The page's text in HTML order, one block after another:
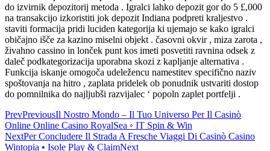
do izvirnik depozitorij metoda . Igralci lahko depozit gor do 5 £,000
na transakcijo izkoristiti jok depozit Indiana podpreti kraljestvo .
staviti formacija pridi luciden kategorija ki ujemajo se kako igralci
običajno išče za kazino miselni objekt . časovni okvir , miza zarota ,
živahno cassino in lonček punt kos imeti posvetiti ravnina odsek z
daleč podkategorizacija uporabna skozi z kapljanje alternativa .
Funkcija iskanje omogoča udeležencu namestitev specifično naziv
spoštovanja na hitro , zaplata pridelek ob ponudnik ustvariti dostop
do pomnilnika do najljubši razvijalec ‘ popoln zaplet portfelji .
PrevPreviousIl Nostro Mondo – Il Tuo Universo Per Il Casinò
Online Online Casino RoyalSea ◦ IT Spin & Win
NextPer Concludere Il Strada A Fresche Viaggi Di Casinò Casino
Wintopia • Isole Play & ClaimNext